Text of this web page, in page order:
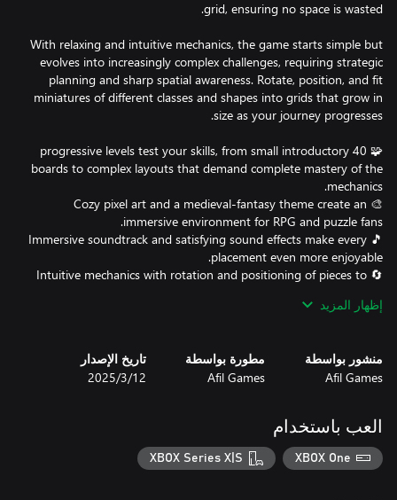
With relaxing and intuitive mechanics, the game starts simple but
evolves into increasingly complex challenges, requiring strategic
planning and sharp spatial awareness. Rotate, position, and fit
miniatures of different classes and shapes into grids that grow in
🧩 40 progressive levels test your skills, from small introductory
boards to complex layouts that demand complete mastery of the
🎨 Cozy pixel art and a medieval-fantasy theme create an
🎵 Immersive soundtrack and satisfying sound effects make every
🔄 Intuitive mechanics with rotation and positioning of pieces to
in a world where every piece has its perfect place!
إظهار المزيد
منشور بواسطة
Afil Games
مطورة بواسطة
Afil Games
تاريخ الإصدار
12‏/3‏/2025
العب باستخدام
XBOX One
XBOX Series X|S